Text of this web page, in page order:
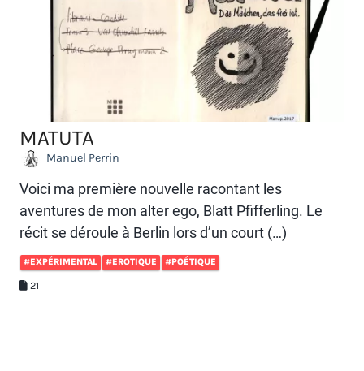
MATUTA
Manuel Perrin
Voici ma première nouvelle racontant les
aventures de mon alter ego, Blatt Pfifferling. Le
récit se déroule à Berlin lors d’un court (…)
#EXPÉRIMENTAL #EROTIQUE #POÉTIQUE
21